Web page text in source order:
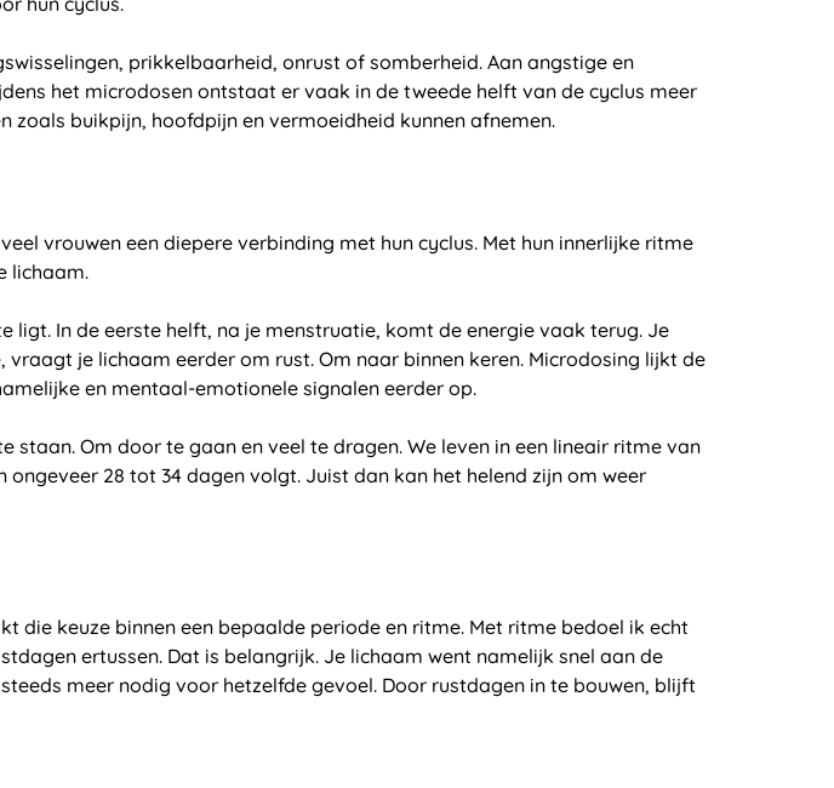
prikkelbaarheid, onrust of somberheid. Aan angstige en
het microdosen ontstaat er vaak in de tweede helft van de cyclus meer
zoals buikpijn, hoofdpijn en vermoeidheid kunnen afnemen.
vrouwen een diepere verbinding met hun cyclus. Met hun innerlijke ritme
lichaam.
ligt. In de eerste helft, na je menstruatie, komt de energie vaak terug. Je
je lichaam eerder om rust. Om naar binnen keren. Microdosing lijkt de
en mentaal-emotionele signalen eerder op.
staan. Om door te gaan en veel te dragen. We leven in een lineair ritme van
28 tot 34 dagen volgt. Juist dan kan het helend zijn om weer
die keuze binnen een bepaalde periode en ritme. Met ritme bedoel ik echt
ertussen. Dat is belangrijk. Je lichaam went namelijk snel aan de
meer nodig voor hetzelfde gevoel. Door rustdagen in te bouwen, blijft